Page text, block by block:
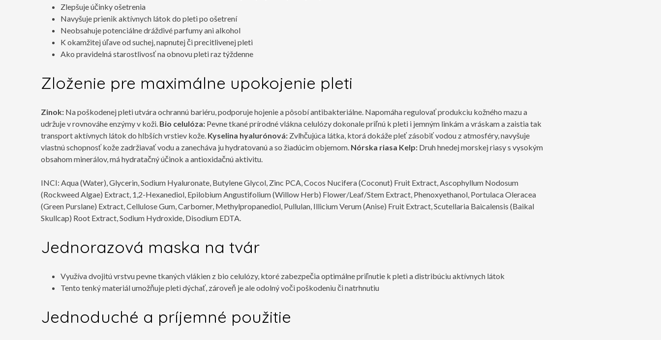
Zlepšuje účinky ošetrenia
Navyšuje prienik aktívnych látok do pleti po ošetrení
Neobsahuje potenciálne dráždivé parfumy ani alkohol
K okamžitej úľave od suchej, napnutej či precitlivenej pleti
Ako pravidelná starostlivosť na obnovu pleti raz týždenne
Zloženie pre maximálne upokojenie pleti
Zinok: Na poškodenej pleti utvára ochrannú bariéru, podporuje hojenie a pôsobí antibakteriálne. Napomáha regulovať produkciu kožného mazu a
udržuje v rovnováhe enzýmy v koži. Bio celulóza: Pevne tkané prírodné vlákna celulózy dokonale priľnú k pleti i jemným linkám a vráskam a zaistia tak
transport aktívnych látok do hlbších vrstiev kože. Kyselina hyalurónová: Zvlhčujúca látka, ktorá dokáže pleť zásobiť vodou z atmosféry, navyšuje
vlastnú schopnosť kože zadržiavať vodu a zanecháva ju hydratovanú a so žiadúcim objemom. Nórska riasa Kelp: Druh hnedej morskej riasy s vysokým
obsahom minerálov, má hydratačný účinok a antioxidačnú aktivitu.
INCI: Aqua (Water), Glycerin, Sodium Hyaluronate, Butylene Glycol, Zinc PCA, Cocos Nucifera (Coconut) Fruit Extract, Ascophyllum Nodosum
(Rockweed Algae) Extract, 1,2-Hexanediol, Epilobium Angustifolium (Willow Herb) Flower/Leaf/Stem Extract, Phenoxyethanol, Portulaca Oleracea
(Green Purslane) Extract, Cellulose Gum, Carbomer, Methylpropanediol, Pullulan, Illicium Verum (Anise) Fruit Extract, Scutellaria Baicalensis (Baikal
Skullcap) Root Extract, Sodium Hydroxide, Disodium EDTA.
Jednorazová maska ​​na tvár
Využíva dvojitú vrstvu pevne tkaných vlákien z bio celulózy, ktoré zabezpečia optimálne priľnutie k pleti a distribúciu aktívnych látok
Tento tenký materiál umožňuje pleti dýchať, zároveň je ale odolný voči poškodeniu či natrhnutiu
Jednoduché a príjemné použitie